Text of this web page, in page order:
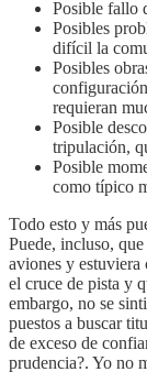
Posible fallo
Posibles
difícil la
Posibles
requieran
Posible
tripulación,
Posible
como típico
Todo esto y más
Puede, incluso,
aviones y estuviera
el cruce de pista y
embargo, no se
puestos a buscar
de exceso de
prudencia?. Yo no